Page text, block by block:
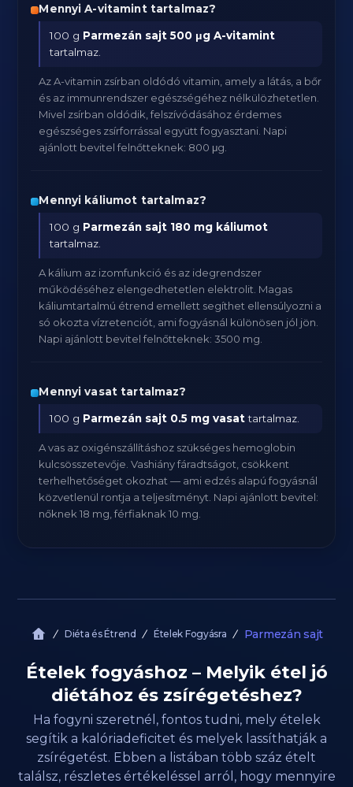
Mennyi A-vitamint tartalmaz?
100 g Parmezán sajt 500 μg A-vitamint
tartalmaz.
Az A-vitamin zsírban oldódó vitamin, amely a látás, a bőr
és az immunrendszer egészségéhez nélkülözhetetlen.
Mivel zsírban oldódik, felszívódásához érdemes
egészséges zsírforrással együtt fogyasztani. Napi
ajánlott bevitel felnőtteknek: 800 μg.
Mennyi káliumot tartalmaz?
100 g Parmezán sajt 180 mg káliumot
tartalmaz.
A kálium az izomfunkció és az idegrendszer
működéséhez elengedhetetlen elektrolit. Magas
káliumtartalmú étrend emellett segíthet ellensúlyozni a
só okozta vízretenciót, ami fogyásnál különösen jól jön.
Napi ajánlott bevitel felnőtteknek: 3500 mg.
Mennyi vasat tartalmaz?
100 g Parmezán sajt 0.5 mg vasattartalmaz.
A vas az oxigénszállításhoz szükséges hemoglobin
kulcsösszetevője. Vashiány fáradtságot, csökkent
terhelhetőséget okozhat — ami edzés alapú fogyásnál
közvetlenül rontja a teljesítményt. Napi ajánlott bevitel:
nőknek 18 mg, férfiaknak 10 mg.
Diéta és Étrend Ételek Fogyásra Parmezán sajt
Ételek fogyáshoz – Melyik étel jó
diétához és zsírégetéshez?
Ha fogyni szeretnél, fontos tudni, mely ételek
segítik a kalóriadeficitet és melyek lassíthatják a
zsírégetést. Ebben a listában több száz ételt
találsz, részletes értékeléssel arról, hogy mennyire